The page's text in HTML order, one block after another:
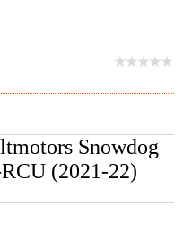
Snowdog
(2021-22)